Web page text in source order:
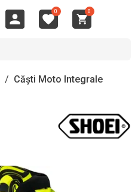
0 0
/ Căști Moto Integrale